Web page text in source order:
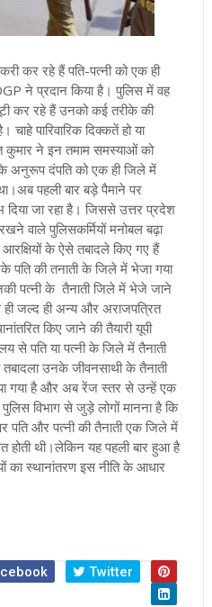
कर रहे हैं पति-पत्नी को एक ही
ने प्रदान किया है। पुलिस में वह
कर रहे हैं उनको कई तरीके की
पारिवारिक दिक्कतें हो या
कुमार ने इन तमाम समस्याओं को
अनुरूप दंपति को एक ही जिले में
।अब पहली बार बड़े पैमाने पर
दिया जा रहा है। जिससे उत्तर प्रदेश
वाले पुलिसकर्मियों मनोबल बढ़ा
के ऐसे तबादले किए गए हैं
पति की तनाती के जिले में भेजा गया
पत्नी के तैनाती जिले में भेजे जाने
ही जल्द ही अन्य और अराजपत्रित
किए जाने की तैयारी यूपी
से पति या पत्नी के जिले में तैनाती
तबादला उनके जीवनसाथी के तैनाती
गया है और अब रेंज स्तर से उन्हें एक
विभाग से जुड़े लोगों मानना है कि
और पत्नी की तैनाती एक जिले में
होती थी।लेकिन यह पहली बार हुआ है
का स्थानांतरण इस नीति के आधार
Twitter